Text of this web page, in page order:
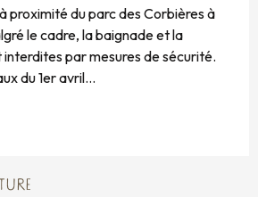
proximité du parc des Corbières à
le cadre, la baignade et la
interdites par mesures de sécurité.
du 1er avril...